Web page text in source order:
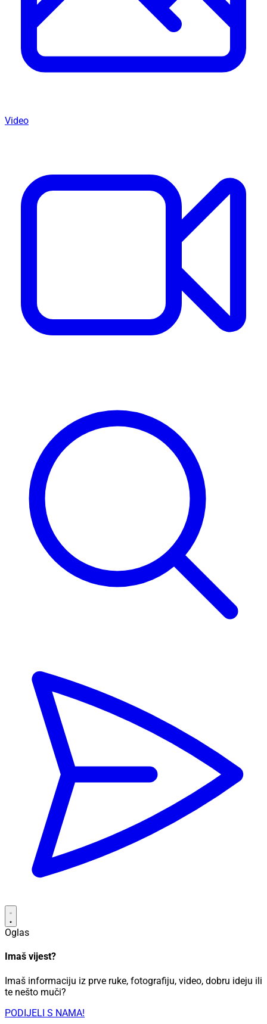
Video
Oglas
Imaš vijest?
Imaš informaciju iz prve ruke, fotografiju, video, dobru ideju ili
te nešto muči?
PODIJELI S NAMA!